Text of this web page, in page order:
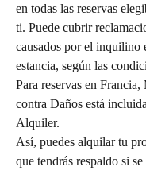
en todas las reservas
ti. Puede cubrir
causados por el inquilino
estancia, según las
Para reservas en
contra Daños está
Alquiler.
Así, puedes alquilar tu
que tendrás respaldo si